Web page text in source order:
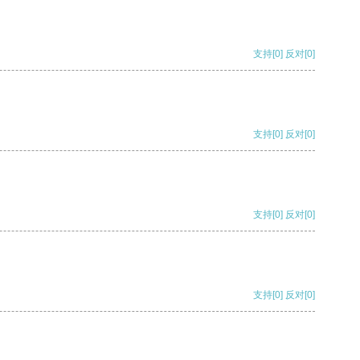
支持[0] 反对[0]
支持[0] 反对[0]
支持[0] 反对[0]
支持[0] 反对[0]